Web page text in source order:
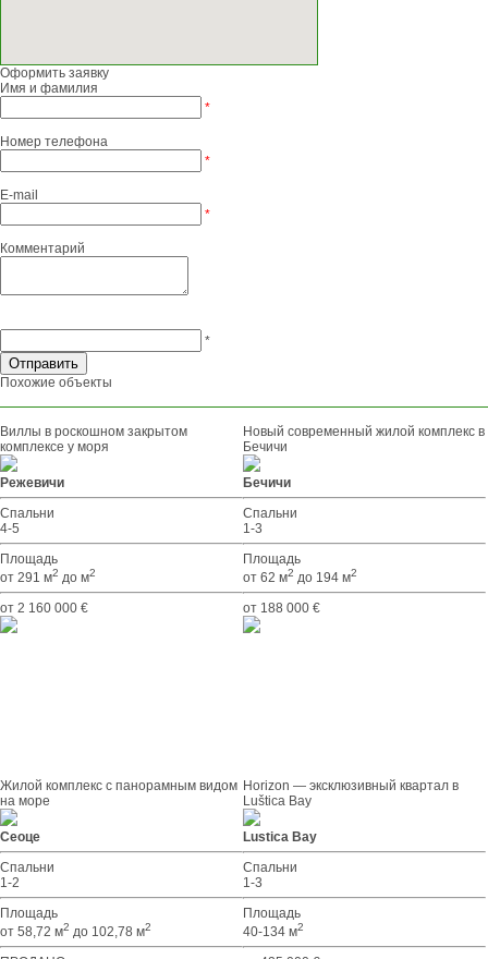
Оформить заявку
Имя и фамилия
*
Номер телефона
*
E-mail
*
Комментарий
*
Похожие объекты
Виллы в роскошном закрытом
комплексе у моря
Режевичи
Спальни
4-5
Площадь
от 291 м2 до м2
от 2 160 000 €
Новый современный жилой комплекс в
Бечичи
Бечичи
Спальни
1-3
Площадь
от 62 м2 до 194 м2
от 188 000 €
Жилой комплекс с панорамным видом
на море
Сеоце
Спальни
1-2
Площадь
от 58,72 м2 до 102,78 м2
Horizon — эксклюзивный квартал в
Luštica Bay
Lustica Bay
Спальни
1-3
Площадь
40-134 м2